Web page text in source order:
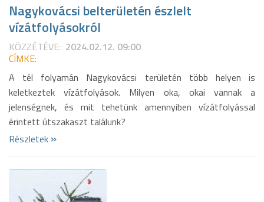
Nagykovácsi belterületén észlelt
vízátfolyásokról
KÖZZÉTÉVE: 2024.02.12. 09:00
CÍMKE:
A tél folyamán Nagykovácsi területén több helyen is
keletkeztek vízátfolyások. Milyen oka, okai vannak a
jelenségnek, és mit tehetünk amennyiben vízátfolyással
érintett útszakaszt találunk?
Részletek »